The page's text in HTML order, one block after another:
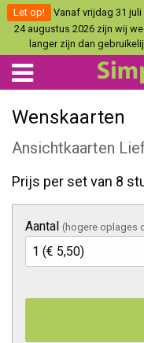
Let op!
Vanaf vrijdag 31
24 augustus 2026 zijn wij
langer zijn dan
Wenskaarten
Ansichtkaarten
Prijs per set van 8
Aantal (hogere oplages